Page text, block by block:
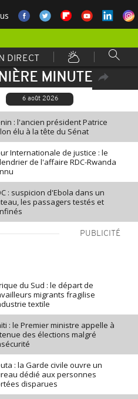
DIRECT
MINUTE
6 août 2026
: l'ancien président Patrice
élu à la tête du Sénat
Internationale de justice : le
de l'affaire RDC-Rwanda
: suspicion d'Ebola dans un
les passagers testés et
PUBLICITÉ
du Sud : le départ de
migrants fragilise
textile
: le Premier ministre appelle à
des élections malgré
: la Garde civile ouvre un
dédié aux personnes
disparues